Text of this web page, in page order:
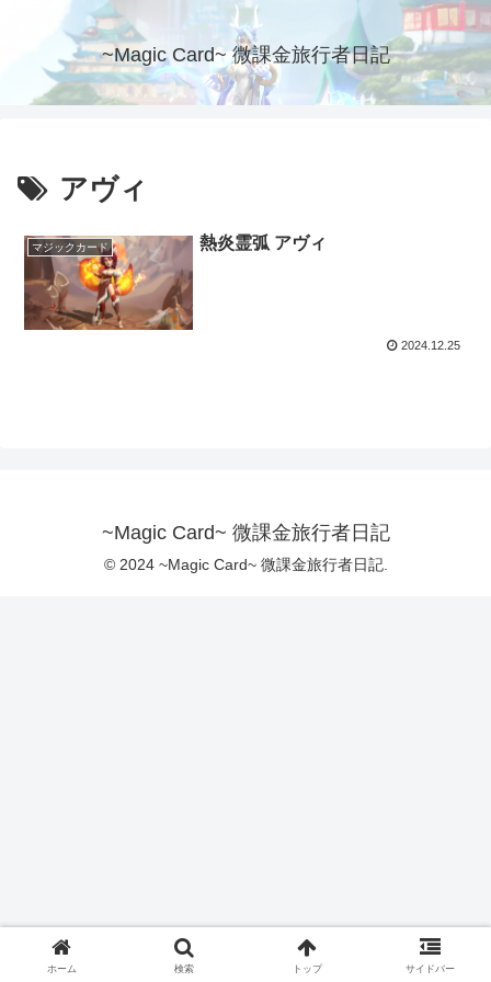
~Magic Card~ 微課金旅行者日記
アヴィ
マジックカード 熱炎霊弧 アヴィ
2024.12.25
~Magic Card~ 微課金旅行者日記
© 2024 ~Magic Card~ 微課金旅行者日記.
ホーム 検索 トップ サイドバー